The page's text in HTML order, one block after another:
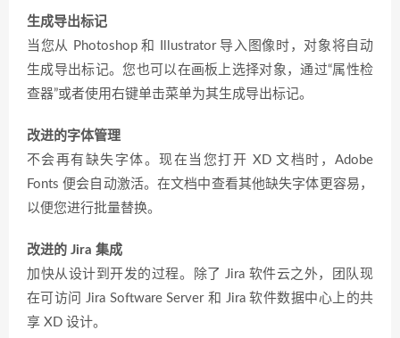
生成导出标记
当您从 Photoshop 和 Illustrator 导入图像时，对象将自动
生成导出标记。您也可以在画板上选择对象，通过“属性检
查器”或者使用右键单击菜单为其生成导出标记。
改进的字体管理
不会再有缺失字体。现在当您打开 XD 文档时，Adobe
Fonts 便会自动激活。在文档中查看其他缺失字体更容易，
以便您进行批量替换。
改进的 Jira 集成
加快从设计到开发的过程。除了 Jira 软件云之外，团队现
在可访问 Jira Software Server 和 Jira 软件数据中心上的共
享 XD 设计。